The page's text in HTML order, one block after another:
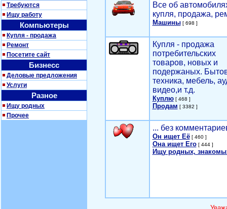
Требуются
Ищу работу
Компьютеры
Купля - продажа
Ремонт
Посетите сайт
Бизнесс
Деловые предложения
Услуги
Разное
Ищу родных
Прочее
Все об
купля, продажа,
Машины[ 698 ]
Купля - продажа
потребительских
товаров, новых и
подержаных.
техника, мебель,
видео,и т.д.
Куплю[ 468 ]
Продам [ 3382 ]
... без
Он ищет Её[ 460 ]
Она ищет Его[ 444 ]
Ищу родных,